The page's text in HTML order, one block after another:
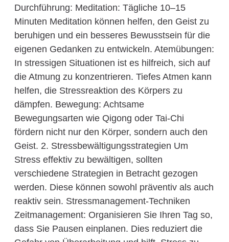
Durchführung: Meditation: Tägliche 10–15
Minuten Meditation können helfen, den Geist zu
beruhigen und ein besseres Bewusstsein für die
eigenen Gedanken zu entwickeln. Atemübungen:
In stressigen Situationen ist es hilfreich, sich auf
die Atmung zu konzentrieren. Tiefes Atmen kann
helfen, die Stressreaktion des Körpers zu
dämpfen. Bewegung: Achtsame
Bewegungsarten wie Qigong oder Tai-Chi
fördern nicht nur den Körper, sondern auch den
Geist. 2. Stressbewältigungsstrategien Um
Stress effektiv zu bewältigen, sollten
verschiedene Strategien in Betracht gezogen
werden. Diese können sowohl präventiv als auch
reaktiv sein. Stressmanagement-Techniken
Zeitmanagement: Organisieren Sie Ihren Tag so,
dass Sie Pausen einplanen. Dies reduziert die